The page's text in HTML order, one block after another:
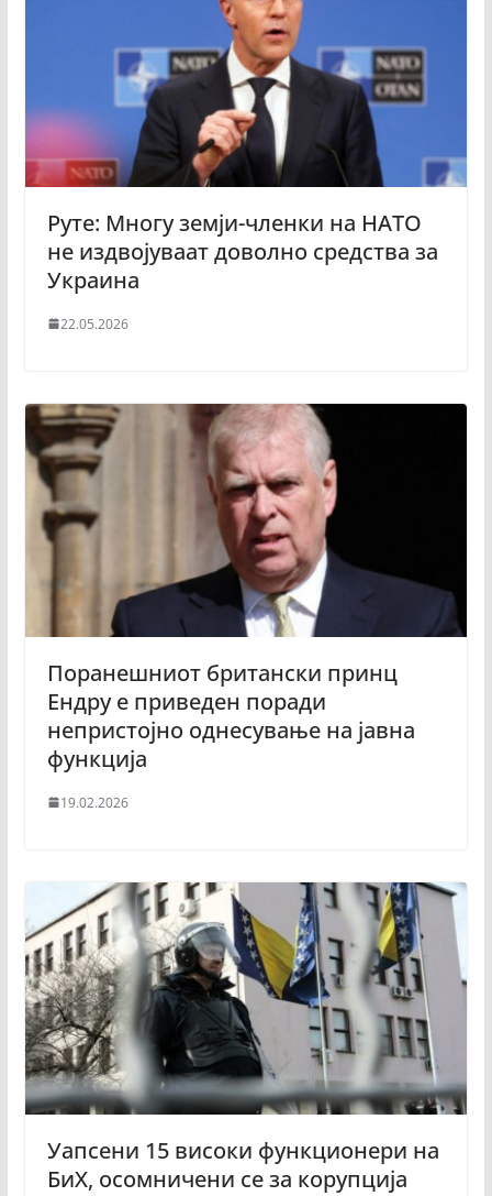
Руте: Многу земји-членки на НАТО
не издвојуваат доволно средства за
Украина
22.05.2026
Поранешниот британски принц
Ендру е приведен поради
непристојно однесување на јавна
функција
19.02.2026
Уапсени 15 високи функционери на
БиХ, осомничени се за корупција